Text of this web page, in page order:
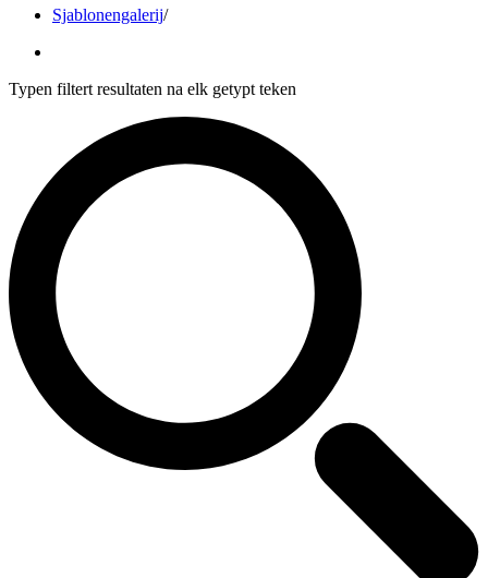
Sjablonengalerij/
Typen filtert resultaten na elk getypt teken